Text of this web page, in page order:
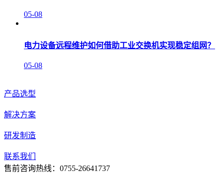
05-08
电力设备远程维护如何借助工业交换机实现稳定组网？
05-08
产品选型
解决方案
研发制造
联系我们
售前咨询热线：0755-26641737